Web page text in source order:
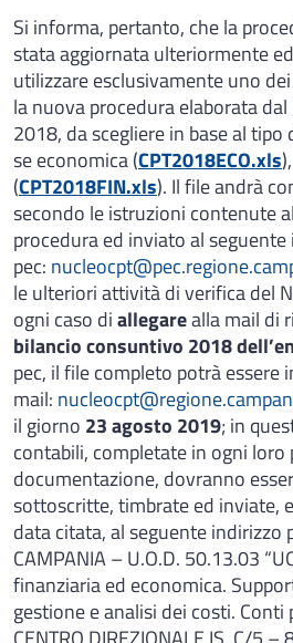
Si informa, pertanto, che la
stata aggiornata ulteriormente
utilizzare esclusivamente uno
la nuova procedura elaborata dal
2018, da scegliere in base al
se economica (CPT2018ECO.xls
(CPT2018FIN.xls). Il file andrà
secondo le istruzioni contenute
procedura ed inviato al
pec:
le ulteriori attività di verifica del
ogni caso diallegarealla mail di
bilancio consuntivo 2018
pec, il file completo potrà essere
mail:
il giorno 23 agosto 2019; in
contabili, completate in ogni loro
documentazione, dovranno
sottoscritte, timbrate ed inviate,
data citata, al seguente indirizzo
CAMPANIA – U.O.D. 50.13.03
finanziaria ed economica.
gestione e analisi dei costi.